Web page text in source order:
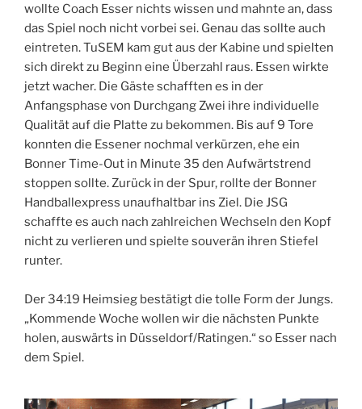
wollte Coach Esser nichts wissen und mahnte an, dass
das Spiel noch nicht vorbei sei. Genau das sollte auch
eintreten. TuSEM kam gut aus der Kabine und spielten
sich direkt zu Beginn eine Überzahl raus. Essen wirkte
jetzt wacher. Die Gäste schafften es in der
Anfangsphase von Durchgang Zwei ihre individuelle
Qualität auf die Platte zu bekommen. Bis auf 9 Tore
konnten die Essener nochmal verkürzen, ehe ein
Bonner Time-Out in Minute 35 den Aufwärtstrend
stoppen sollte. Zurück in der Spur, rollte der Bonner
Handballexpress unaufhaltbar ins Ziel. Die JSG
schaffte es auch nach zahlreichen Wechseln den Kopf
nicht zu verlieren und spielte souverän ihren Stiefel
runter.
Der 34:19 Heimsieg bestätigt die tolle Form der Jungs.
„Kommende Woche wollen wir die nächsten Punkte
holen, auswärts in Düsseldorf/Ratingen.“ so Esser nach
dem Spiel.